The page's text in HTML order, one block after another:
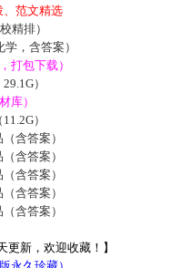
、范文精选
精排）
，含答案）
打包下载）
）
库）
）
含答案）
含答案）
含答案）
含答案）
含答案）
新，欢迎收藏！】